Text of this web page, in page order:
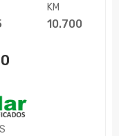
KM
10.700